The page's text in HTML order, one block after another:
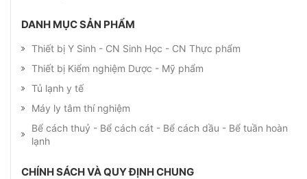
DANH MỤC SẢN PHẨM
Thiết bị Y Sinh - CN Sinh Học - CN Thực phẩm
Thiết bị Kiểm nghiệm Dược - Mỹ phẩm
Tủ lạnh y tế
Máy ly tâm thí nghiệm
Bể cách thuỷ - Bể cách cát - Bể cách dầu - Bể tuần hoàn
lạnh
CHÍNH SÁCH VÀ QUY ĐỊNH CHUNG